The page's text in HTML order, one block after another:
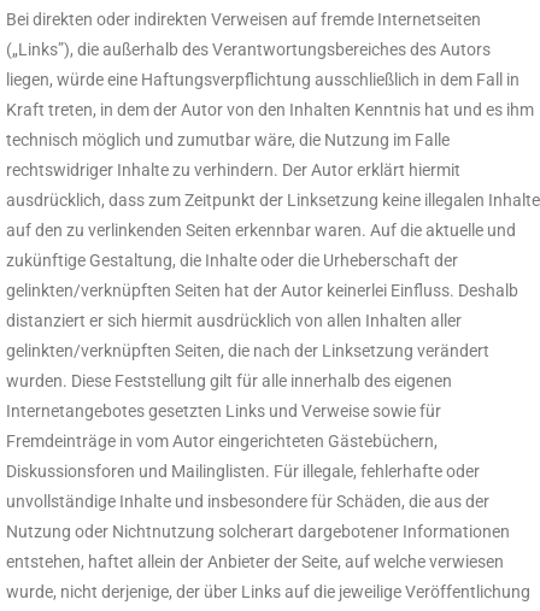
Bei direkten oder indirekten Verweisen auf fremde Internetseiten
(„Links”), die außerhalb des Verantwortungsbereiches des Autors
liegen, würde eine Haftungsverpflichtung ausschließlich in dem Fall in
Kraft treten, in dem der Autor von den Inhalten Kenntnis hat und es ihm
technisch möglich und zumutbar wäre, die Nutzung im Falle
rechtswidriger Inhalte zu verhindern. Der Autor erklärt hiermit
ausdrücklich, dass zum Zeitpunkt der Linksetzung keine illegalen Inhalte
auf den zu verlinkenden Seiten erkennbar waren. Auf die aktuelle und
zukünftige Gestaltung, die Inhalte oder die Urheberschaft der
gelinkten/verknüpften Seiten hat der Autor keinerlei Einfluss. Deshalb
distanziert er sich hiermit ausdrücklich von allen Inhalten aller
gelinkten/verknüpften Seiten, die nach der Linksetzung verändert
wurden. Diese Feststellung gilt für alle innerhalb des eigenen
Internetangebotes gesetzten Links und Verweise sowie für
Fremdeinträge in vom Autor eingerichteten Gästebüchern,
Diskussionsforen und Mailinglisten. Für illegale, fehlerhafte oder
unvollständige Inhalte und insbesondere für Schäden, die aus der
Nutzung oder Nichtnutzung solcherart dargebotener Informationen
entstehen, haftet allein der Anbieter der Seite, auf welche verwiesen
wurde, nicht derjenige, der über Links auf die jeweilige Veröffentlichung